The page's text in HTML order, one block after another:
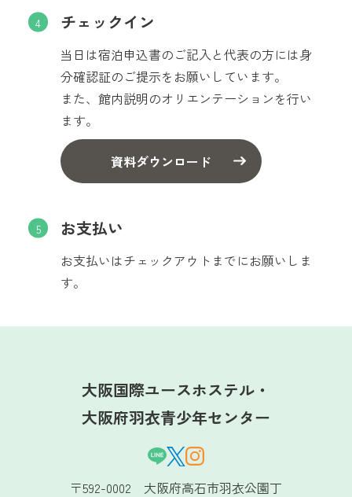
チェックイン
当日は宿泊申込書のご記入と代表の方には身
分確認証のご提示をお願いしています。
また、館内説明のオリエンテーションを行い
ます。
資料ダウンロード
お支払い
お支払いはチェックアウトまでにお願いしま
す。
大阪国際ユースホステル・
大阪府羽衣青少年センター
〒592-0002 大阪府高石市羽衣公園丁